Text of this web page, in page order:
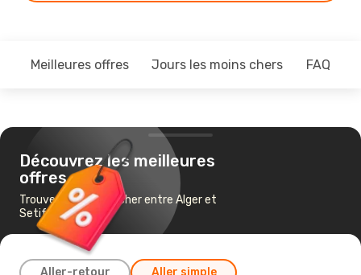
Meilleures offres Jours les moins chers FAQ
Découvrez les meilleures
offres
Trouvez un vol pas cher entre Alger et
Setif
Aller-retour Aller simple